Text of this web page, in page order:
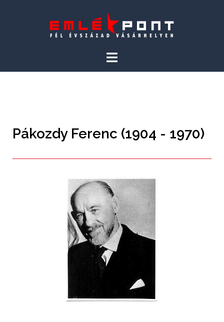
Pákozdy Ferenc (1904 - 1970)